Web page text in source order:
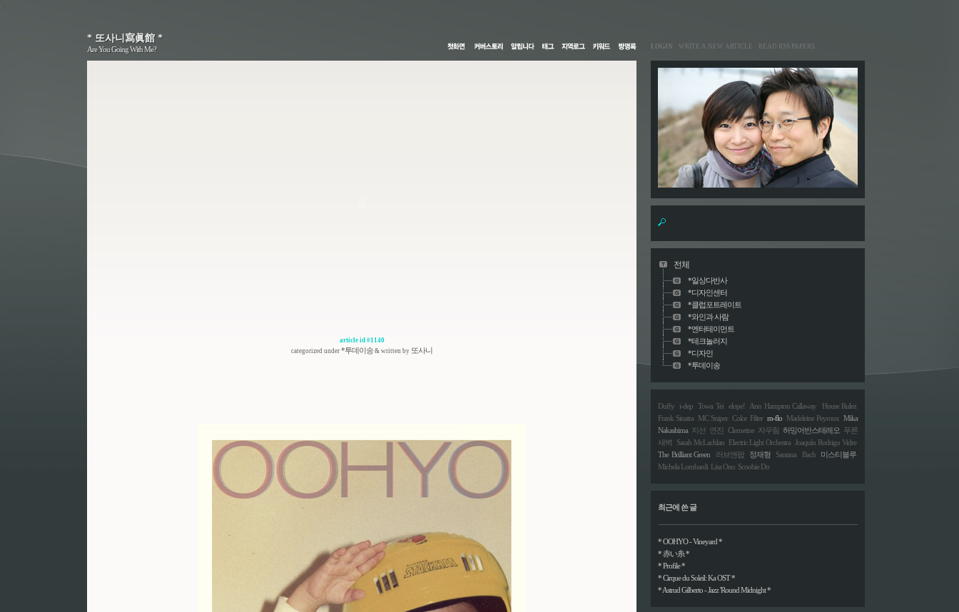
LOGIN WRITE A NEW ARTICLE READ RSS PAPERS
* 또사니寫眞館 *
Are You Going With Me?
* 또사니寫眞館 *
Are You Going With Me?
article id #1140
categorized under *투데이송 & written by 또사니
전체
*일상다반사
*디자인센터
*클럽포트레이트
*와인과 사람
*엔터테이먼트
*테크놀러지
*디자인
*투데이송
Duffy i-dep Towa Tei elope! Ann Hampton Callaway
House Rulez
Frank Sinatra MC Sniper Color Filter m-flo Madeleine Peyroux Mika
Nakashima 지선 연진 Clemetine 자우림 허밍어반스테레오 푸른
새벽
Sarah McLachlan Electric Light Orchestra Joaquín Rodrigo Vidre
The Brilliant Green
러브앤팝 정재형 Santana Bach
미스티블루
Michela Lombardi Lisa Ono Scoobie Do
최근에 쓴 글
* OOHYO - Vineyard *
* 赤い糸 *
* Profile *
* Cirque du Soleil: Ka OST *
* Astrud Gilberto - Jazz 'Round Midnight *